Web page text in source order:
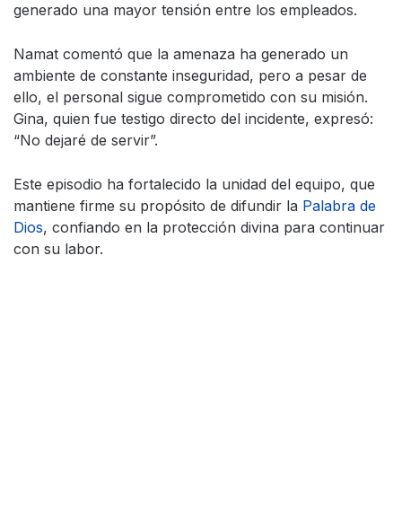
generado una mayor tensión entre los empleados.
Namat comentó que la amenaza ha generado un
ambiente de constante inseguridad, pero a pesar de
ello, el personal sigue comprometido con su misión.
Gina, quien fue testigo directo del incidente, expresó:
“No dejaré de servir”.
Este episodio ha fortalecido la unidad del equipo, que
mantiene firme su propósito de difundir la Palabra de
Dios, confiando en la protección divina para continuar
con su labor.